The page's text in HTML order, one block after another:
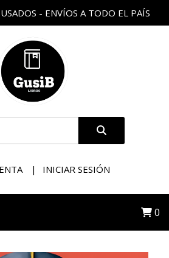
- ENVÍOS A TODO EL PAÍS
INICIAR SESIÓN
0